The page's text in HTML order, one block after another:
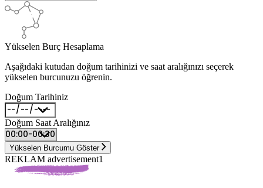
Yükselen Burç Hesaplama
Aşağıdaki kutudan doğum tarihinizi ve saat aralığınızı seçerek
yükselen burcunuzu öğrenin.
Doğum Tarihiniz
Doğum Saat Aralığınız
Yükselen Burcumu Göster
REKLAM advertisement1